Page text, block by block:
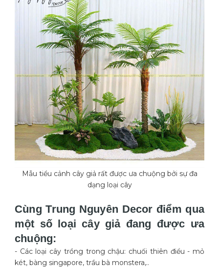
Mẫu tiểu cảnh cây giả rất được ưa chuộng bởi sự đa
dạng loại cây
Cùng Trung Nguyên Decor điểm qua
một số loại cây giả đang được ưa
chuộng:
- Các loại cây trồng trong chậu: chuối thiên điểu - mỏ
két, bàng singapore, trầu bà monstera,..